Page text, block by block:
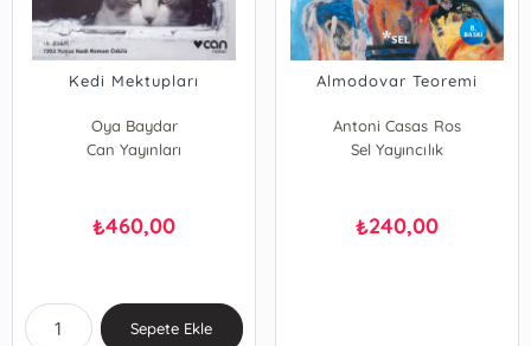
Kedi Mektupları
Oya Baydar
Can Yayınları
₺460,00
Sepete Ekle
Almodovar Teoremi
Antoni Casas Ros
Sel Yayıncılık
₺240,00